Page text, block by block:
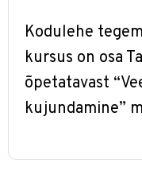
Kodulehe
kursus on osa
õpetatavast
kujundamine”